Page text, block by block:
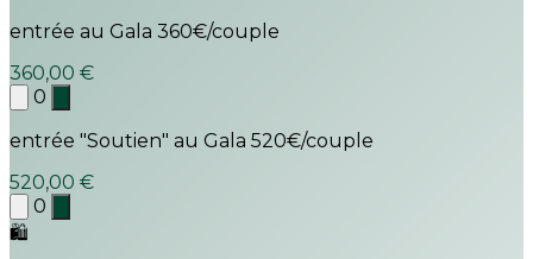
entrée au Gala 360€/couple
360,00 €
0
entrée "Soutien" au Gala 520€/couple
520,00 €
0
🛍